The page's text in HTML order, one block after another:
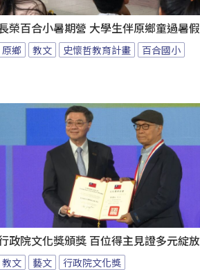
榮百合小暑期營 大學生伴原鄉童過暑假
原鄉 教文 史懷哲教育計畫 百合國小
政院文化獎頒獎 百位得主見證多元綻放
教文 藝文 行政院文化獎